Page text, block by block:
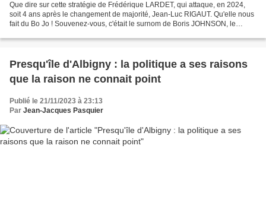
Que dire sur cette stratégie de Frédérique LARDET, qui attaque, en 2024,
soit 4 ans après le changement de majorité, Jean-Luc RIGAUT. Qu'elle nous
fait du Bo Jo ! Souvenez-vous, c'était le surnom de Boris JOHNSON, le
Presqu'île d'Albigny : la politique a ses raisons
que la raison ne connait point
Publié le 21/11/2023 à 23:13
Par Jean-Jacques Pasquier